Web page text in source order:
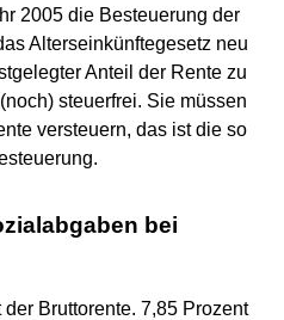
2005 die Besteuerung der
Alterseinkünftegesetz neu
Anteil der Rente zu
steuerfrei. Sie müssen
versteuern, das ist die so
bei
Bruttorente. 7,85 Prozent